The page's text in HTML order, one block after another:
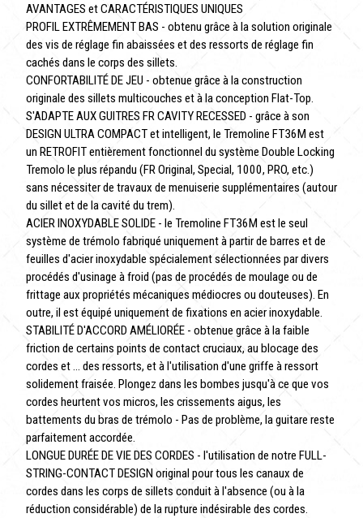
AVANTAGES et CARACTÉRISTIQUES UNIQUES
PROFIL EXTRÊMEMENT BAS - obtenu grâce à la solution originale
des vis de réglage fin abaissées et des ressorts de réglage fin
cachés dans le corps des sillets.
CONFORTABILITÉ DE JEU - obtenue grâce à la construction
originale des sillets multicouches et à la conception Flat-Top.
S'ADAPTE AUX GUITRES FR CAVITY RECESSED - grâce à son
DESIGN ULTRA COMPACT et intelligent, le Tremoline FT36M est
un RETROFIT entièrement fonctionnel du système Double Locking
Tremolo le plus répandu (FR Original, Special, 1000, PRO, etc.)
sans nécessiter de travaux de menuiserie supplémentaires (autour
du sillet et de la cavité du trem).
ACIER INOXYDABLE SOLIDE - le Tremoline FT36M est le seul
système de trémolo fabriqué uniquement à partir de barres et de
feuilles d'acier inoxydable spécialement sélectionnées par divers
procédés d'usinage à froid (pas de procédés de moulage ou de
frittage aux propriétés mécaniques médiocres ou douteuses). En
outre, il est équipé uniquement de fixations en acier inoxydable.
STABILITÉ D'ACCORD AMÉLIORÉE - obtenue grâce à la faible
friction de certains points de contact cruciaux, au blocage des
cordes et ... des ressorts, et à l'utilisation d'une griffe à ressort
solidement fraisée. Plongez dans les bombes jusqu'à ce que vos
cordes heurtent vos micros, les crissements aigus, les
battements du bras de trémolo - Pas de problème, la guitare reste
parfaitement accordée.
LONGUE DURÉE DE VIE DES CORDES - l'utilisation de notre FULL-
STRING-CONTACT DESIGN original pour tous les canaux de
cordes dans les corps de sillets conduit à l'absence (ou à la
réduction considérable) de la rupture indésirable des cordes.